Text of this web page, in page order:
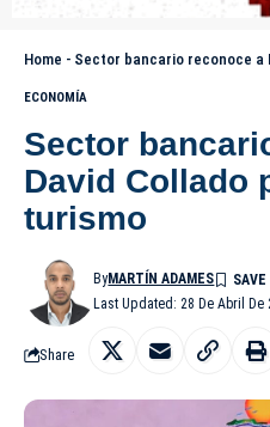
Home - Sector bancario reconoce a
ECONOMÍA
Sector
David Collado
turismo
Last Updated: 28 De Abril De
ByMARTÍN ADAMES
Share